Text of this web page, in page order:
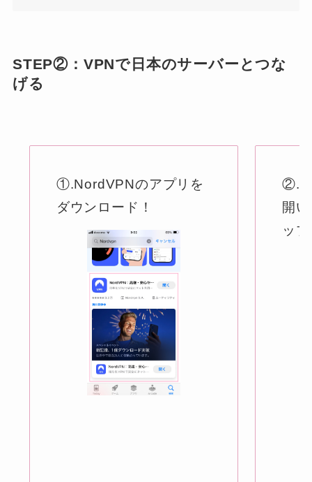
STEP②：VPNで日本のサーバーとつな
げる
①.NordVPNのアプリを
ダウンロード！
開
ッ